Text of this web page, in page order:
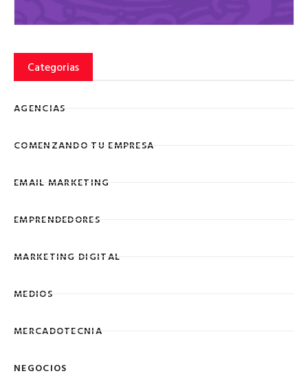
Categorias
AGENCIAS
COMENZANDO TU EMPRESA
EMAIL MARKETING
EMPRENDEDORES
MARKETING DIGITAL
MEDIOS
MERCADOTECNIA
NEGOCIOS